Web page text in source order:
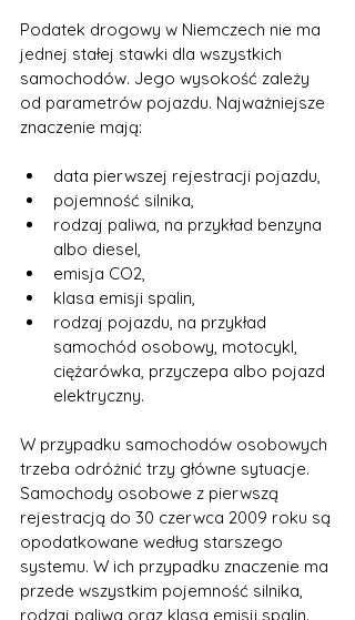
Podatek drogowy w Niemczech nie ma
jednej stałej stawki dla wszystkich
samochodów. Jego wysokość zależy
od parametrów pojazdu. Najważniejsze
znaczenie mają:
data pierwszej rejestracji pojazdu,
pojemność silnika,
rodzaj paliwa, na przykład benzyna
albo diesel,
emisja CO2,
klasa emisji spalin,
rodzaj pojazdu, na przykład
samochód osobowy, motocykl,
ciężarówka, przyczepa albo pojazd
elektryczny.
W przypadku samochodów osobowych
trzeba odróżnić trzy główne sytuacje.
Samochody osobowe z pierwszą
rejestracją do 30 czerwca 2009 roku są
opodatkowane według starszego
systemu. W ich przypadku znaczenie ma
przede wszystkim pojemność silnika,
rodzaj paliwa oraz klasa emisji spalin.